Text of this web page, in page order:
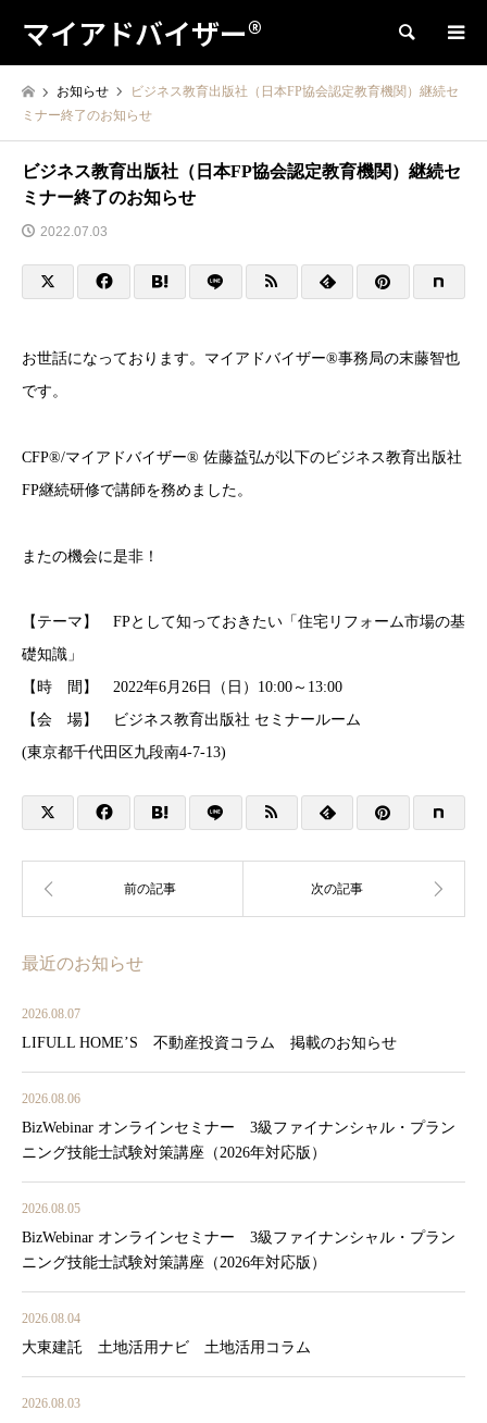
マイアドバイザー® 検索
お知らせ
ビジネス教育出版社（日本FP協会認定教育機関）継続セ
ミナー終了のお知らせ
ビジネス教育出版社（日本FP協会認定教育機関）継続セ
ミナー終了のお知らせ
2022.07.03
お世話になっております。マイアドバイザー®事務局の末藤智也
です。
CFP®︎/マイアドバイザー® 佐藤益弘が以下のビジネス教育出版社
FP継続研修で講師を務めました。
またの機会に是非！
【テーマ】 FPとして知っておきたい「住宅リフォーム市場の基
礎知識」
【時 間】 2022年6月26日（日）10:00～13:00
【会 場】 ビジネス教育出版社 セミナールーム
(東京都千代田区九段南4-7-13)
最近のお知らせ
2026.08.07
LIFULL HOME’S 不動産投資コラム 掲載のお知らせ
2026.08.06
BizWebinar オンラインセミナー 3級ファイナンシャル・プラン
ニング技能士試験対策講座（2026年対応版）
2026.08.05
BizWebinar オンラインセミナー 3級ファイナンシャル・プラン
ニング技能士試験対策講座（2026年対応版）
2026.08.04
大東建託 土地活用ナビ 土地活用コラム
2026.08.03